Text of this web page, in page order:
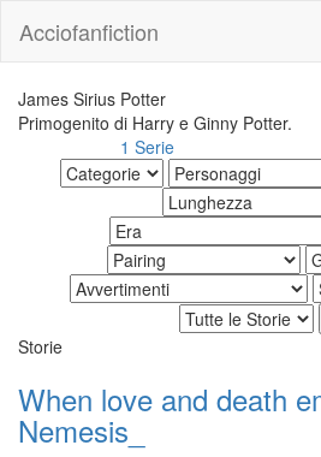
Acciofanfiction
James Sirius Potter
Primogenito di Harry e Ginny Potter.
1 Serie
Storie
When love and death
Nemesis_